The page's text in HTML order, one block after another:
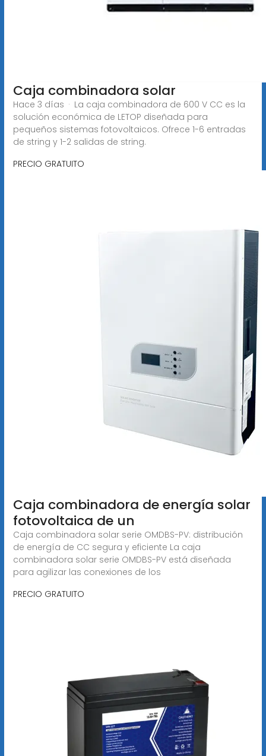
Caja combinadora solar
Hace 3 días · La caja combinadora de 600 V CC es la
solución económica de LETOP diseñada para
pequeños sistemas fotovoltaicos. Ofrece 1-6 entradas
de string y 1-2 salidas de string.
PRECIO GRATUITO
Caja combinadora de energía solar
fotovoltaica de un
Caja combinadora solar serie OMDBS-PV: distribución
de energía de CC segura y eficiente La caja
combinadora solar serie OMDBS-PV está diseñada
para agilizar las conexiones de los
PRECIO GRATUITO